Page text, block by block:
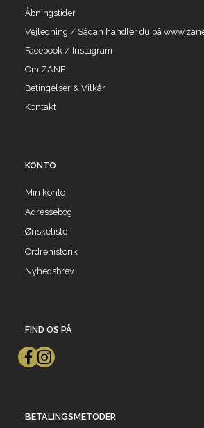
Åbningstider
Vejledning / Sådan handler du på
Facebook / Instagram
Om ZANE
Betingelser & Vilkår
Kontakt
KONTO
Min konto
Adressebog
Ønskeliste
Ordrehistorik
Nyhedsbrev
FIND OS PÅ
BETALINGSMETODER